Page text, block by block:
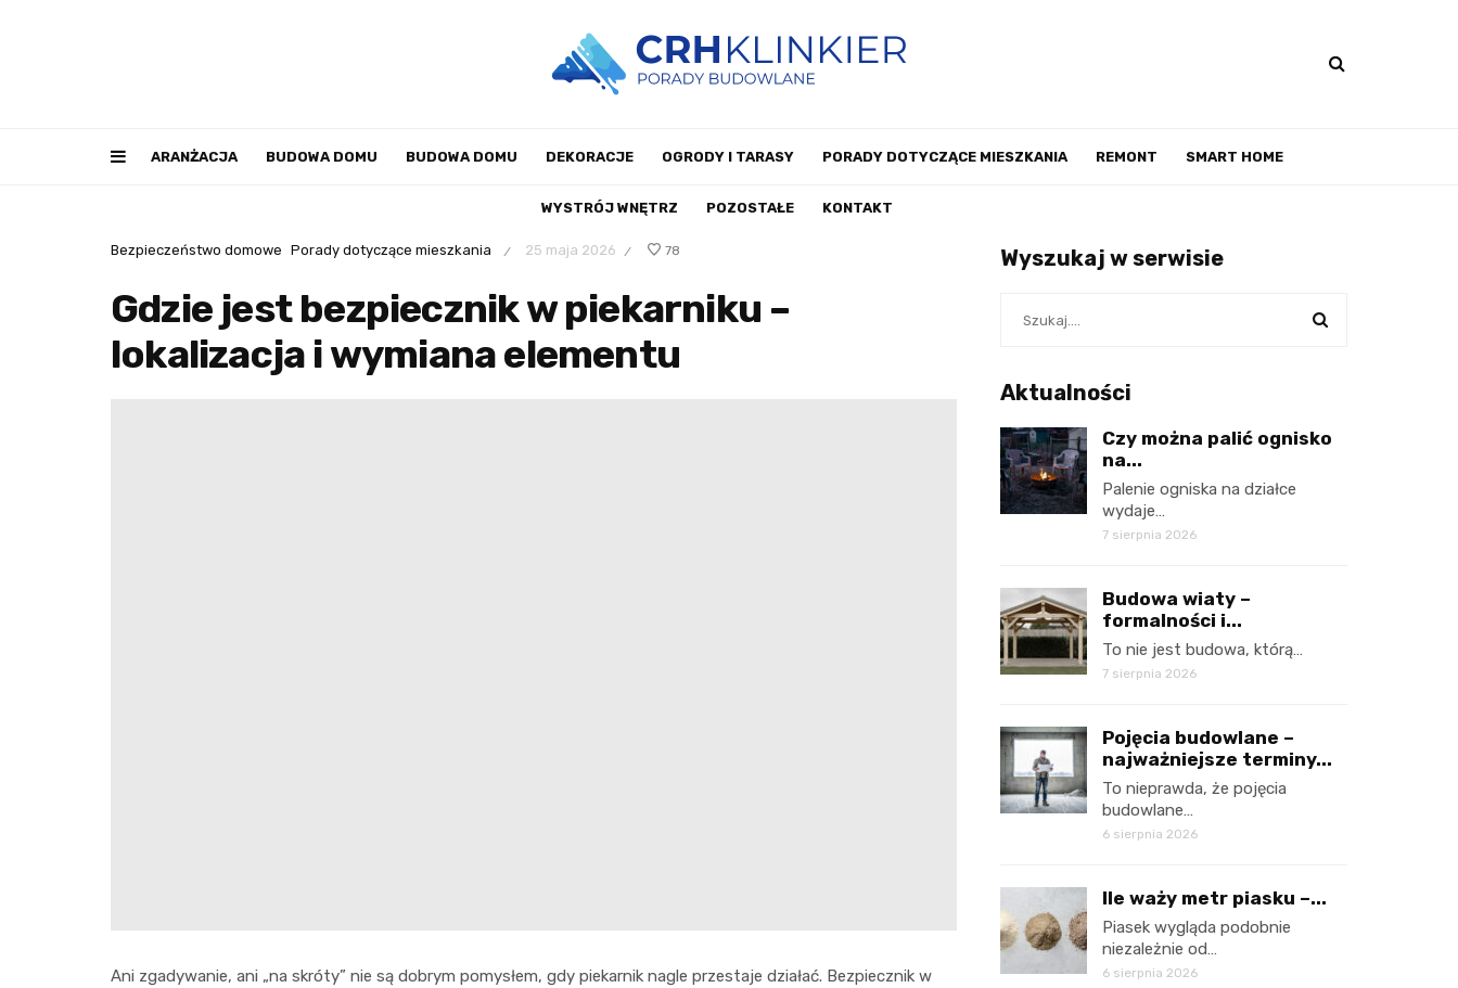
ARANŻACJA BUDOWA DOMU BUDOWA DOMU DEKORACJE OGRODY I TARASY PORADY DOTYCZĄCE MIESZKANIA REMONT SMART HOME
WYSTRÓJ WNĘTRZ POZOSTAŁE KONTAKT
Bezpieczeństwo domowe Porady dotyczące mieszkania / 25 maja 2026 / 78
Gdzie jest bezpiecznik w piekarniku –
lokalizacja i wymiana elementu
Ani zgadywanie, ani „na skróty” nie są dobrym pomysłem, gdy piekarnik nagle przestaje działać. Bezpiecznik w
Wyszukaj w serwisie
Aktualności
Czy można palić ognisko
na...
Palenie ogniska na działce
wydaje…
7 sierpnia 2026
Budowa wiaty –
formalności i...
To nie jest budowa, którą…
7 sierpnia 2026
Pojęcia budowlane –
najważniejsze terminy...
To nieprawda, że pojęcia
budowlane…
6 sierpnia 2026
Ile waży metr piasku –...
Piasek wygląda podobnie
niezależnie od…
6 sierpnia 2026